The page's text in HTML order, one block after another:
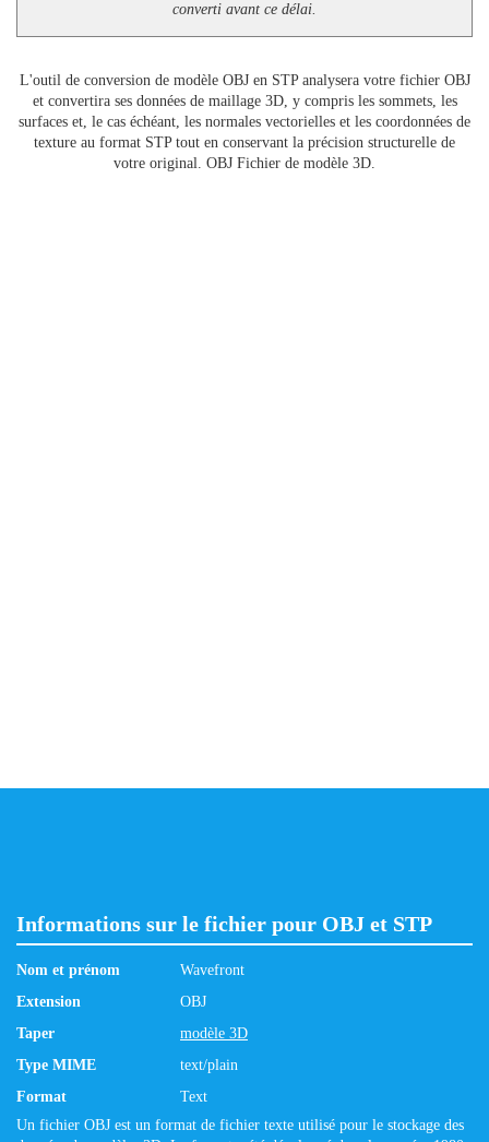
converti avant ce délai.
L'outil de conversion de modèle OBJ en STP analysera votre fichier OBJ
et convertira ses données de maillage 3D, y compris les sommets, les
surfaces et, le cas échéant, les normales vectorielles et les coordonnées de
texture au format STP tout en conservant la précision structurelle de
votre original. OBJ Fichier de modèle 3D.
Informations sur le fichier pour OBJ et STP
Nom et prénom
Wavefront
Extension
OBJ
Taper
modèle 3D
Type MIME
text/plain
Format
Text
Un fichier OBJ est un format de fichier texte utilisé pour le stockage des